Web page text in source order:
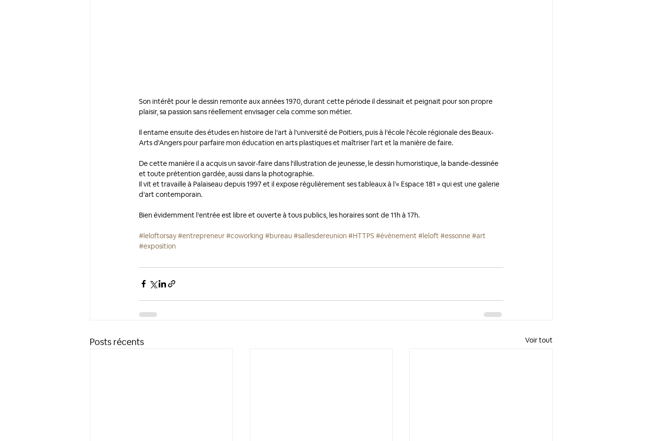
Son intérêt pour le dessin remonte aux années 1970, durant cette période il dessinait et peignait pour son propre
plaisir, sa passion sans réellement envisager cela comme son métier.
Il entame ensuite des études en histoire de l’art à l'université de Poitiers, puis à l’école l'école régionale des Beaux-
Arts d'Angers pour parfaire mon éducation en arts plastiques et maîtriser l'art et la manière de faire.
De cette manière il a acquis un savoir-faire dans l'illustration de jeunesse, le dessin humoristique, la bande-dessinée
et toute prétention gardée, aussi dans la photographie.
Il vit et travaille à Palaiseau depuis 1997 et il expose régulièrement ses tableaux à l’« Espace 181 » qui est une galerie
d’art contemporain.
Bien évidemment l’entrée est libre et ouverte à tous publics, les horaires sont de 11h à 17h.
#leloftorsay#entrepreneur#coworking #bureau #sallesdereunion #HTTPS #évènement #leloft #essonne#art
#exposition
Posts récents Voir tout